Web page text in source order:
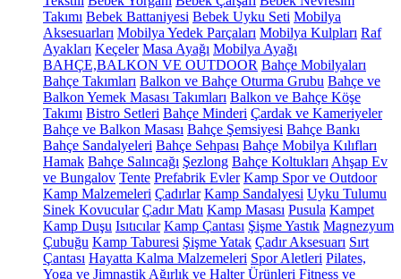
Takımı Bebek Battaniyesi Bebek Uyku Seti Mobilya
Aksesuarları Mobilya Yedek Parçaları Mobilya Kulpları Raf
Ayakları Keçeler Masa Ayağı Mobilya Ayağı
BAHÇE,BALKON VE OUTDOOR Bahçe Mobilyaları
Bahçe Takımları Balkon ve Bahçe Oturma Grubu Bahçe ve
Balkon Yemek Masası Takımları Balkon ve Bahçe Köşe
Takımı Bistro Setleri Bahçe Minderi Çardak ve Kameriyeler
Bahçe ve Balkon Masası Bahçe Şemsiyesi Bahçe Bankı
Bahçe Sandalyeleri Bahçe Sehpası Bahçe Mobilya Kılıfları
Hamak Bahçe Salıncağı Şezlong Bahçe Koltukları Ahşap Ev
ve Bungalov Tente Prefabrik Evler Kamp Spor ve Outdoor
Kamp Malzemeleri Çadırlar Kamp Sandalyesi Uyku Tulumu
Sinek Kovucular Çadır Matı Kamp Masası Pusula Kampet
Kamp Duşu Isıtıcılar Kamp Çantası Şişme Yastık Magnezyum
Çubuğu Kamp Taburesi Şişme Yatak Çadır Aksesuarı Sırt
Çantası Hayatta Kalma Malzemeleri Spor Aletleri Pilates,
Yoga ve Jimnastik Ağırlık ve Halter Ürünleri Fitness ve